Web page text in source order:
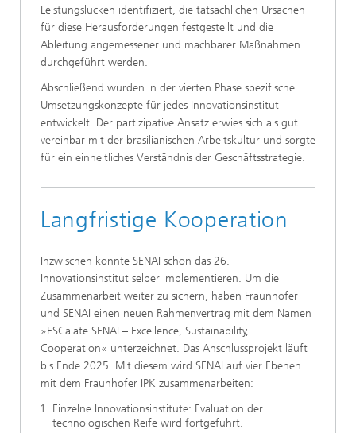
Leistungslücken identifiziert, die tatsächlichen Ursachen
für diese Herausforderungen festgestellt und die
Ableitung angemessener und machbarer Maßnahmen
durchgeführt werden.
Abschließend wurden in der vierten Phase spezifische
Umsetzungskonzepte für jedes Innovationsinstitut
entwickelt. Der partizipative Ansatz erwies sich als gut
vereinbar mit der brasilianischen Arbeitskultur und sorgte
für ein einheitliches Verständnis der Geschäftsstrategie.
Langfristige Kooperation
Inzwischen konnte SENAI schon das 26.
Innovationsinstitut selber implementieren. Um die
Zusammenarbeit weiter zu sichern, haben Fraunhofer
und SENAI einen neuen Rahmenvertrag mit dem Namen
»ESCalate SENAI – Excellence, Sustainability,
Cooperation« unterzeichnet. Das Anschlussprojekt läuft
bis Ende 2025. Mit diesem wird SENAI auf vier Ebenen
mit dem Fraunhofer IPK zusammenarbeiten:
Einzelne Innovationsinstitute: Evaluation der
technologischen Reife wird fortgeführt.